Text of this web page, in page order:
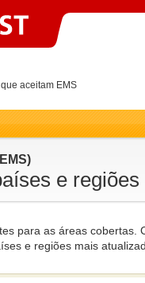
aceitam EMS
e regiões
para as áreas cobertas.
e regiões mais